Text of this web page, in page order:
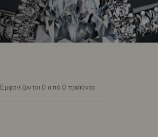
Εμφανίζονται 0 από 0 προϊόντα